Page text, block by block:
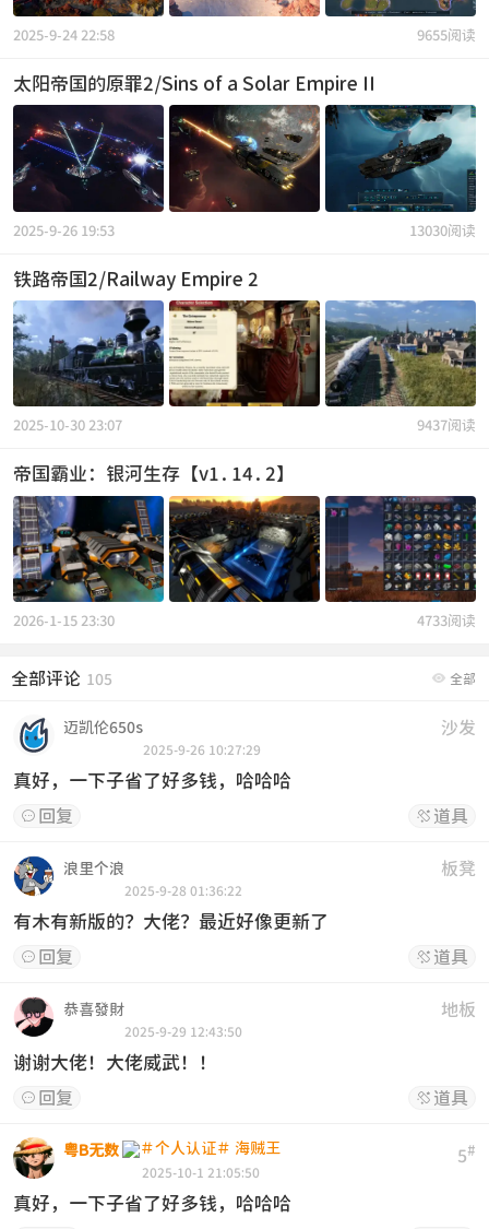
9655阅读
2025-9-24 22:58
太阳帝国的原罪2/Sins of a Solar Empire II
13030阅读
2025-9-26 19:53
铁路帝国2/Railway Empire 2
9437阅读
2025-10-30 23:07
帝国霸业：银河生存【v1.14.2】
4733阅读
2026-1-15 23:30
 全部
全部评论 105
沙发
迈凯伦650s
2025-9-26 10:27:29
真好，一下子省了好多钱，哈哈哈
 回复  道具
板凳
浪里个浪
2025-9-28 01:36:22
有木有新版的？大佬？最近好像更新了
 回复  道具
地板
恭喜發財
2025-9-29 12:43:50
谢谢大佬！大佬威武！！
 回复  道具
5#
粤B无数
2025-10-1 21:05:50
真好，一下子省了好多钱，哈哈哈